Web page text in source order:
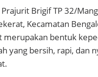
Prajurit Brigif TP 32/
Kecamatan
bentuk
yang bersih, rapi, dan